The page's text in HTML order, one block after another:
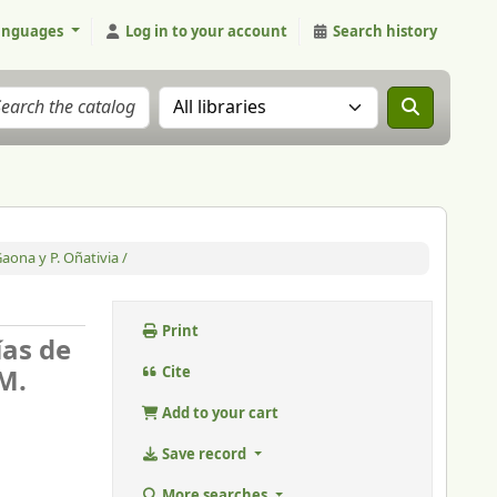
Log in to your account Search history
Search the catalog in:
y P. Oñativia /
de
Print
Cite
Add to your cart
Save record